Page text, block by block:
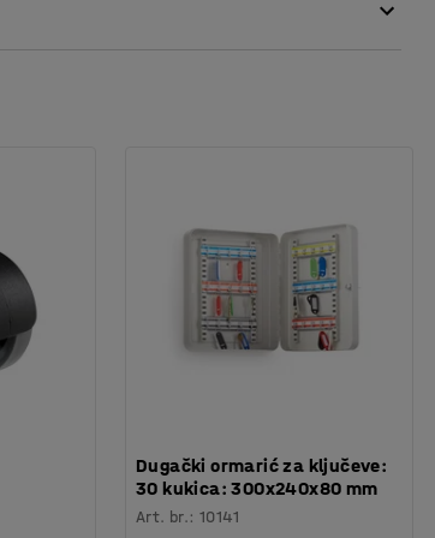
Dugački ormarić za ključeve:
30 kukica: 300x240x80 mm
Art. br.:10141